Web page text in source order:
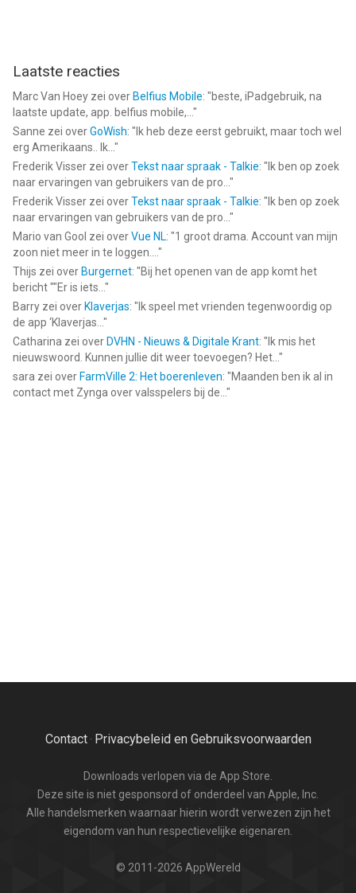
Laatste reacties
Marc Van Hoey zei over Belfius Mobile: "beste, iPadgebruik, na
laatste update, app. belfius mobile,... "
Sanne zei overGoWish: " Ik heb deze eerst gebruikt, maar toch wel
erg Amerikaans.. Ik... "
Frederik Visser zei overTekst naar spraak - Talkie: " Ik ben op zoek
naar ervaringen van gebruikers van de pro... "
Frederik Visser zei overTekst naar spraak - Talkie: " Ik ben op zoek
naar ervaringen van gebruikers van de pro... "
Mario van Gool zei overVue NL: "1 groot drama. Account van mijn
zoon niet meer in te loggen.... "
Thijs zei over Burgernet: "Bij het openen van de app komt het
bericht ""Er is iets... "
Barry zei over Klaverjas: " Ik speel met vrienden tegenwoordig op
de app ‘Klaverjas... "
Catharina zei over DVHN - Nieuws & Digitale Krant: " Ik mis het
nieuwswoord. Kunnen jullie dit weer toevoegen? Het... "
sara zei over FarmVille 2: Het boerenleven: "Maanden ben ik al in
contact met Zynga over valsspelers bij de... "
Contact· Privacybeleid en Gebruiksvoorwaarden
Downloads verlopen via de App Store.
Deze site is niet gesponsord of onderdeel van Apple, Inc.
Alle handelsmerken waarnaar hierin wordt verwezen zijn het
eigendom van hun respectievelijke eigenaren.
© 2011-2026 AppWereld